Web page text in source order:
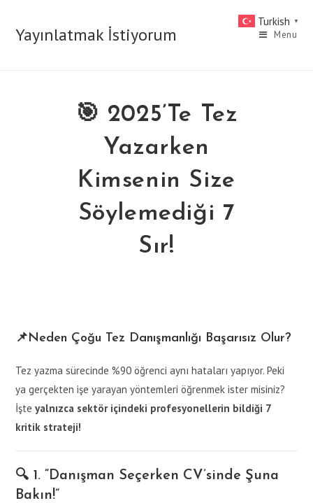
contentYayınlatmak İstiyorum Menu
🎯 2025’te Tez
Yazarken
Kimsenin Size
Söylemediği 7
Sır!
📌Neden Çoğu Tez Danışmanlığı Başarısız Olur?
Tez yazma sürecinde %90 öğrenci aynı hataları yapıyor. Peki
ya gerçekten işe yarayan yöntemleri öğrenmek ister misiniz?
İşteyalnızca sektör içindeki profesyonellerin bildiği 7
kritik strateji!
🔍 1. “Danışman Seçerken CV’sinde Şuna
Bakın!”
Turkish ▼